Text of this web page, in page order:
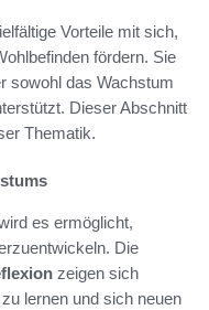
Vorteile mit sich,
fördern. Sie
sowohl das Wachstum
Dieser Abschnitt
Thematik.
es ermöglicht,
Die
zeigen sich
lernen und sich neuen